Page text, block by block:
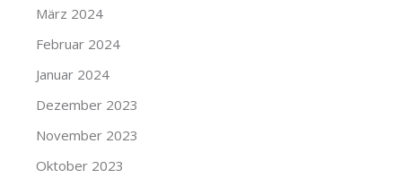
März 2024
Februar 2024
Januar 2024
Dezember 2023
November 2023
Oktober 2023